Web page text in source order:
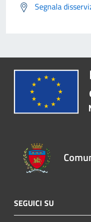
Segnala
SEGUICI SU